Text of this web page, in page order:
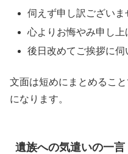
伺えず申し訳ございま
心よりお悔やみ申し上
後日改めてご挨拶に伺
文面は短めにまとめるこ
になります。
遺族への気遣いの一言